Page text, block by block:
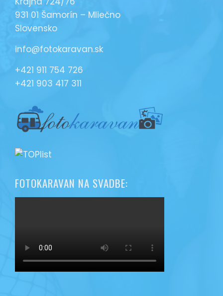
931 01 Šamorín – Mliečno
Slovensko
info@fotokaravan.sk
+421 911 754 726
+421 903 417 311
FOTOKARAVAN NA SVADBE: